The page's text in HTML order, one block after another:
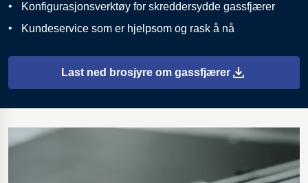
Konfigurasjonsverktøy for skreddersydde gassfjærer
Kundeservice som er hjelpsom og rask å nå
Last ned brosjyre om gassfjærer